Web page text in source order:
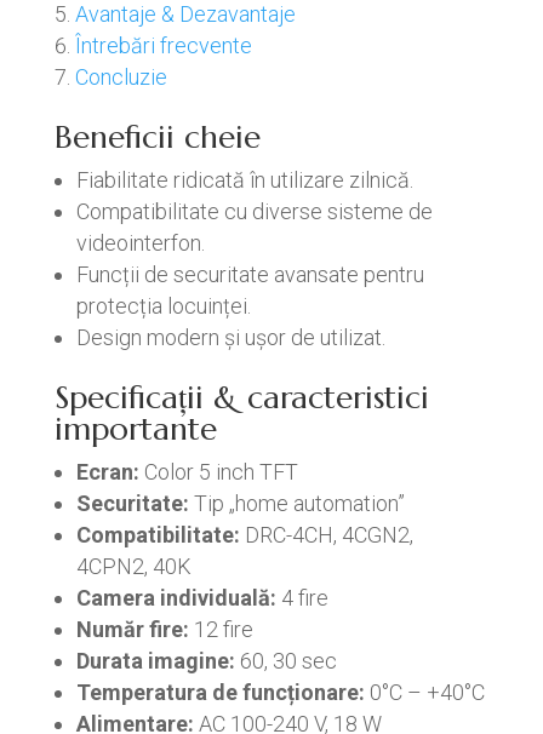
Avantaje & Dezavantaje
Întrebări frecvente
Concluzie
Beneficii cheie
Fiabilitate ridicată în utilizare zilnică.
Compatibilitate cu diverse sisteme de
videointerfon.
Funcții de securitate avansate pentru
protecția locuinței.
Design modern și ușor de utilizat.
Specificații & caracteristici
importante
Ecran: Color 5 inch TFT
Securitate: Tip „home automation”
Compatibilitate: DRC-4CH, 4CGN2,
4CPN2, 40K
Camera individuală: 4 fire
Număr fire: 12 fire
Durata imagine: 60, 30 sec
Temperatura de funcționare: 0°C – +40°C
Alimentare: AC 100-240 V, 18 W